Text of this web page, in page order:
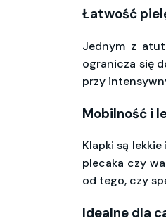
Łatwość
Jednym z
ogranicza się
przy
Mobilność i
Klapki są
plecaka czy
od tego, czy
Idealne dla